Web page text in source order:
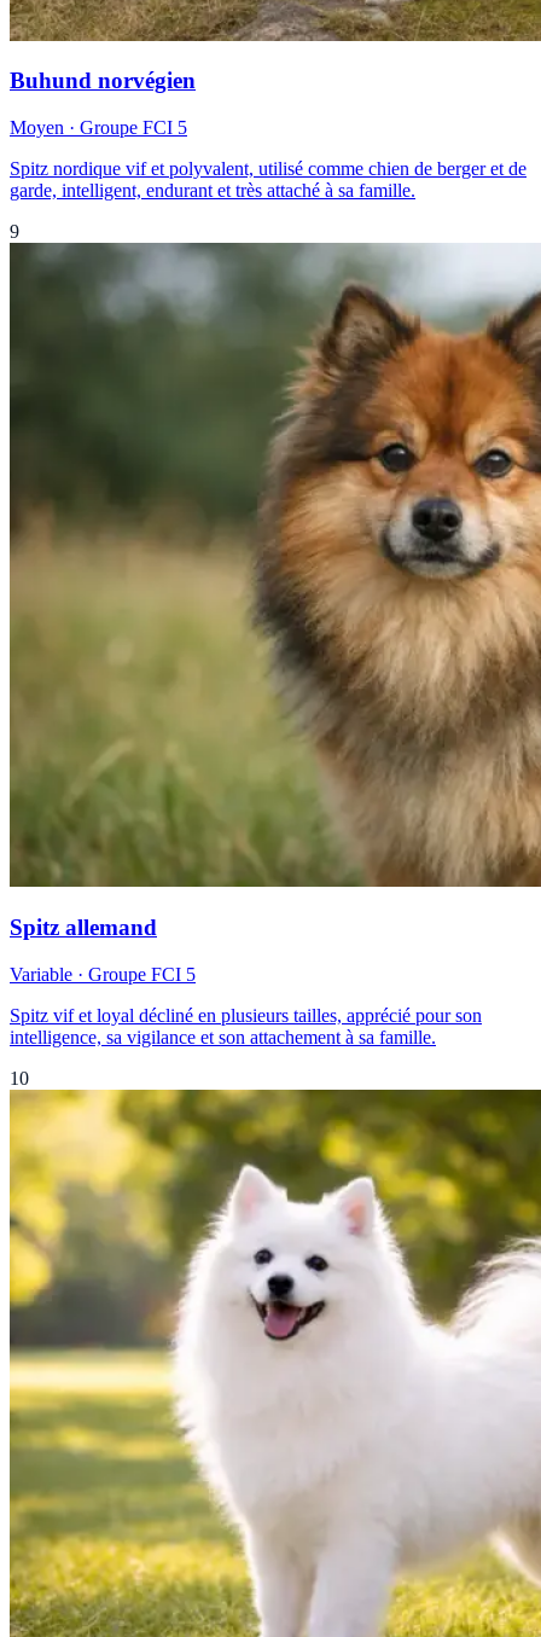
Buhund norvégien
Moyen · Groupe FCI 5
Spitz nordique vif et polyvalent, utilisé comme chien de berger et de
garde, intelligent, endurant et très attaché à sa famille.
9
Spitz allemand
Variable · Groupe FCI 5
Spitz vif et loyal décliné en plusieurs tailles, apprécié pour son
intelligence, sa vigilance et son attachement à sa famille.
10